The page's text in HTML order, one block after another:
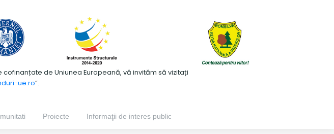
de Uniunea Europeană, vă invităm să vizitați
ue.ro”.
Proiecte Informaţii de interes public